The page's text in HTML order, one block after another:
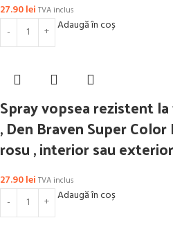
27.90lei TVA inclus
Adaugă în coș
Spray vopsea rezistent
, Den Braven Super
rosu , interior sau
27.90lei TVA inclus
Adaugă în coș